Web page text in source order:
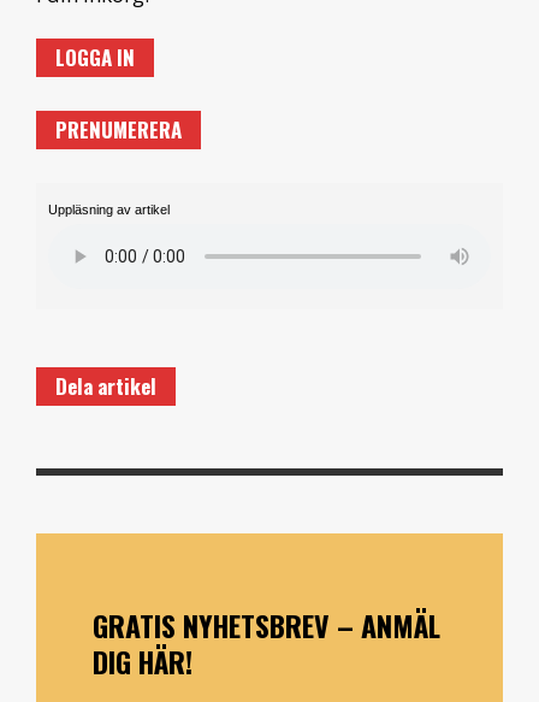
LOGGA IN
PRENUMERERA
Uppläsning av artikel
Dela artikel
GRATIS NYHETSBREV – ANMÄL
DIG HÄR!